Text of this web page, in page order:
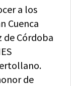
a los
Cuenca
de Córdoba
de